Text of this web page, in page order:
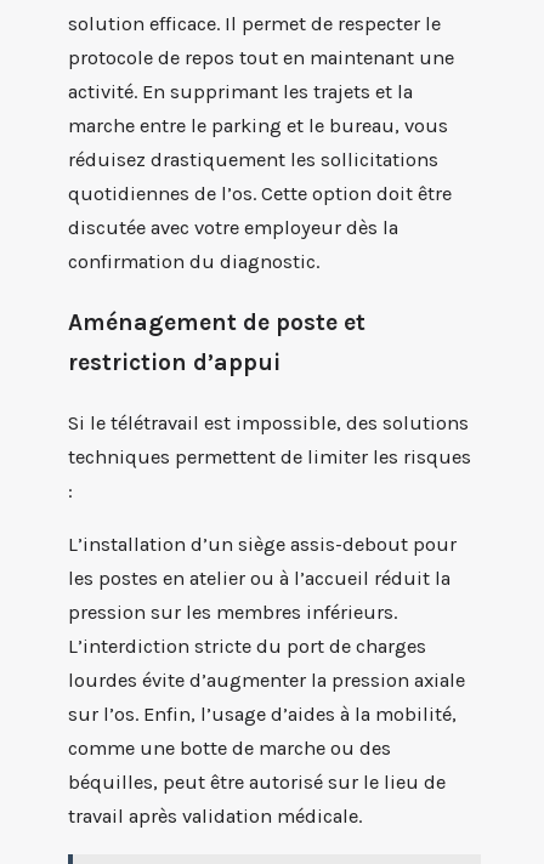
solution efficace. Il permet de respecter le
protocole de repos tout en maintenant une
activité. En supprimant les trajets et la
marche entre le parking et le bureau, vous
réduisez drastiquement les sollicitations
quotidiennes de l’os. Cette option doit être
discutée avec votre employeur dès la
confirmation du diagnostic.
Aménagement de poste et
restriction d’appui
Si le télétravail est impossible, des solutions
techniques permettent de limiter les risques
:
L’installation d’un siège assis-debout pour
les postes en atelier ou à l’accueil réduit la
pression sur les membres inférieurs.
L’interdiction stricte du port de charges
lourdes évite d’augmenter la pression axiale
sur l’os. Enfin, l’usage d’aides à la mobilité,
comme une botte de marche ou des
béquilles, peut être autorisé sur le lieu de
travail après validation médicale.